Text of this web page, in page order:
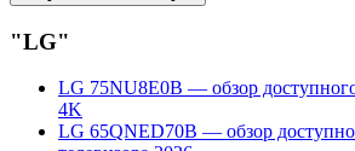
"LG"
LG 75NU8E0B — обзор
4K
LG 65QNED70B — обзор